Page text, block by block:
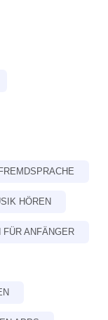
HÖREN
FÜR ANFÄNGER